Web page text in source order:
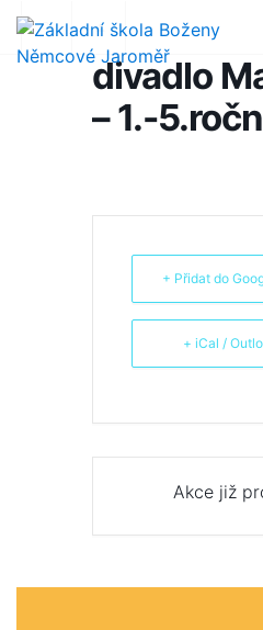
divadlo
– 1.-
+ Přidat do
+ iCal /
Akce již